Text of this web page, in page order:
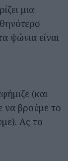
μια
ψώνια είναι
(και
να βρούμε το
Ας το